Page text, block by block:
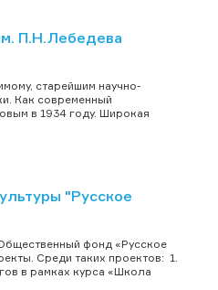
П.Н.Лебедева
старейшим научно-
Как современный
в 1934 году. Широкая
"Русское
фонд «Русское
Среди таких проектов: 1.
в рамках курса «Школа